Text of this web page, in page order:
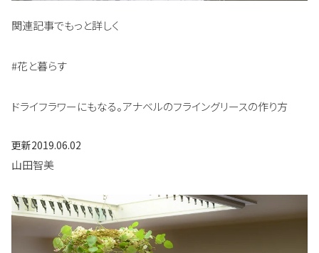
関連記事でもっと詳しく
#花と暮らす
ドライフラワーにもなる。アナベルのフライングリースの作り方
更新2019.06.02
山田智美